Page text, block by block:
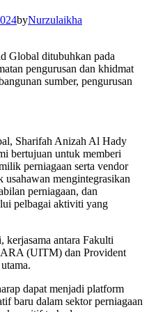
byNurzulaikha
ditubuhkan pada
pengurusan dan khidmat
sumber, pengurusan
Sharifah Anizah Al Hady
bertujuan untuk memberi
perniagaan serta vendor
mengintegrasikan
perniagaan, dan
pelbagai aktiviti yang
kerjasama antara Fakulti
(UITM) dan Provident
dapat menjadi platform
baru dalam sektor perniagaan